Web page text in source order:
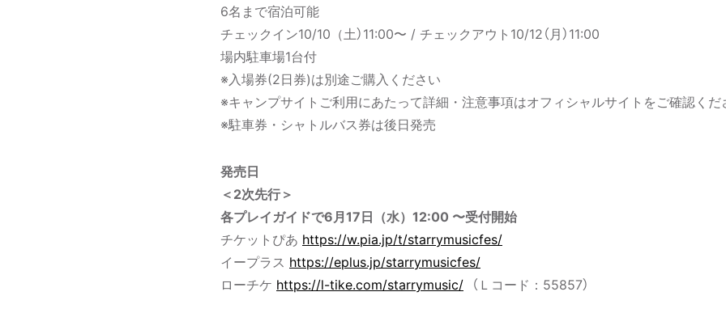
6名まで宿泊可能
チェックイン10/10（土）11:00〜 / チェックアウト10/12（月）11:00
場内駐車場1台付
※入場券(2日券)は別途ご購入ください
※キャンプサイトご利用にあたって詳細・注意事項はオフィシャルサイトをご確認くだ
※駐車券・シャトルバス券は後日発売
発売日
＜2次先行＞
各プレイガイドで6月17日（水）12:00 〜受付開始
チケットぴあ https://w.pia.jp/t/starrymusicfes/
イープラス https://eplus.jp/starrymusicfes/
ローチケ https://l-tike.com/starrymusic/ （Ｌコード：55857）